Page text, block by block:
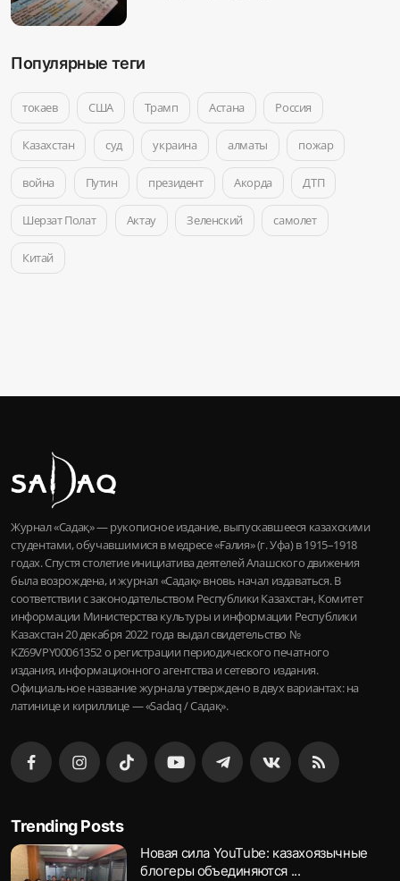
Популярные теги
токаев США Трамп Астана Россия
Казахстан суд украина алматы пожар
война Путин президент Акорда ДТП
Шерзат Полат Актау Зеленский самолет
Китай
Журнал «Садақ» — рукописное издание, выпускавшееся казахскими
студентами, обучавшимися в медресе «Ғалия» (г. Уфа) в 1915–1918
годах. Спустя столетие инициатива деятелей Алашского движения
была возрождена, и журнал «Садақ» вновь начал издаваться. В
соответствии с законодательством Республики Казахстан, Комитет
информации Министерства культуры и информации Республики
Казахстан 20 декабря 2022 года выдал свидетельство №
KZ69VPY00061352 о регистрации периодического печатного
издания, информационного агентства и сетевого издания.
Официальное название журнала утверждено в двух вариантах: на
латинице и кириллице — «Sadaq / Садақ».
Trending Posts
Новая сила YouTube: казахоязычные
блогеры объединяются ...